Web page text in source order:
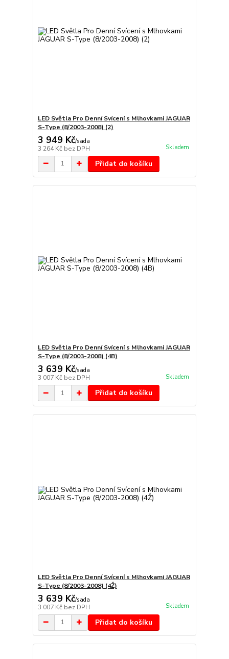
LED Světla Pro Denní Svícení s Mlhovkami JAGUAR
S-Type (8/2003-2008) (2)
3 949 Kč/sada
3 264 Kč bez DPH Skladem
Přidat do košíku
LED Světla Pro Denní Svícení s Mlhovkami JAGUAR
S-Type (8/2003-2008) (4B)
3 639 Kč/sada
3 007 Kč bez DPH Skladem
Přidat do košíku
LED Světla Pro Denní Svícení s Mlhovkami JAGUAR
S-Type (8/2003-2008) (4Ž)
3 639 Kč/sada
3 007 Kč bez DPH Skladem
Přidat do košíku